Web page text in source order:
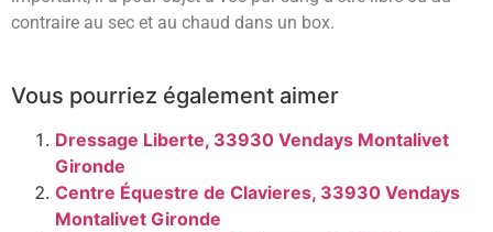
contraire au sec et au chaud dans un box.
Vous pourriez également aimer
Dressage Liberte, 33930 Vendays Montalivet
Gironde
Centre Équestre de Clavieres, 33930 Vendays
Montalivet Gironde